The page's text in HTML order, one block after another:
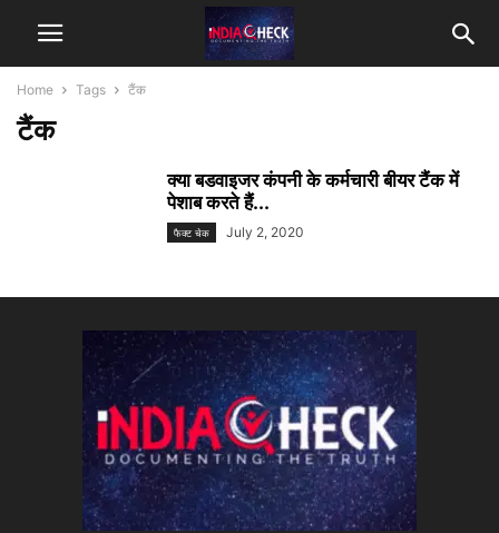
Home Tags टैंक
टैंक
क्या बडवाइजर कंपनी के कर्मचारी बीयर टैंक में
पेशाब करते हैं...
फैक्ट चेक July 2, 2020